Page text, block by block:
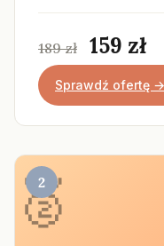
189 zł 159 zł
Sprawdź ofertę →
2